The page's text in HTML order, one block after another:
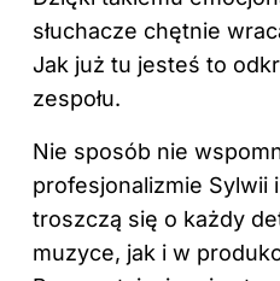
słuchacze chętnie
Jak już tu jesteś to
zespołu.
Nie sposób nie
profesjonalizmie Sylwii
troszczą się o każdy
muzyce, jak i w